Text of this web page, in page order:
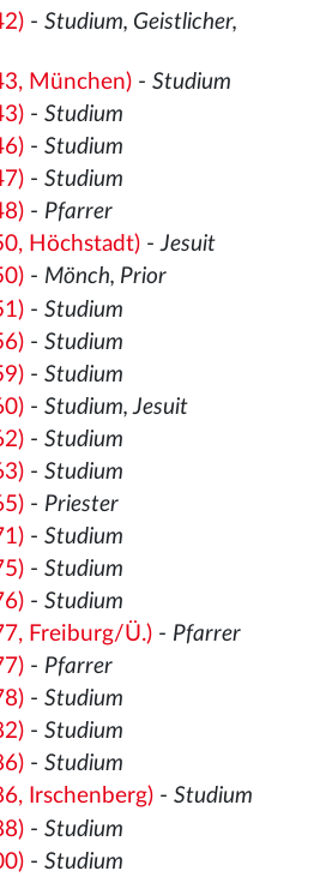
- Studium, Geistlicher,
München)- Studium
- Studium
- Studium
- Studium
- Pfarrer
Höchstadt)-Jesuit
- Mönch, Prior
- Studium
- Studium
- Studium
- Studium, Jesuit
- Studium
- Studium
- Priester
- Studium
- Studium
- Studium
Freiburg/Ü.)- Pfarrer
- Pfarrer
- Studium
- Studium
- Studium
Irschenberg)- Studium
- Studium
- Studium